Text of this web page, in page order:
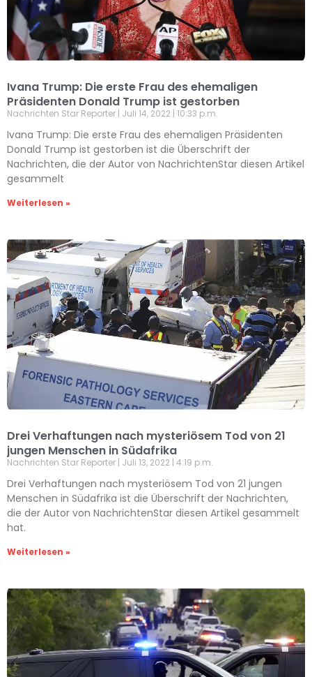
Ivana Trump: Die erste Frau des ehemaligen
Präsidenten Donald Trump ist gestorben
Nachrichten Star Reporter Juli 14, 2022 10:33 p.m.
Ivana Trump: Die erste Frau des ehemaligen Präsidenten
Donald Trump ist gestorben ist die Überschrift der
Nachrichten, die der Autor von NachrichtenStar diesen Artikel
gesammelt
Weiterlesen »
Drei Verhaftungen nach mysteriösem Tod von 21
jungen Menschen in Südafrika
Nachrichten Star Reporter Juli 13, 2022 4:19 p.m.
Drei Verhaftungen nach mysteriösem Tod von 21 jungen
Menschen in Südafrika ist die Überschrift der Nachrichten,
die der Autor von NachrichtenStar diesen Artikel gesammelt
hat.
Weiterlesen »